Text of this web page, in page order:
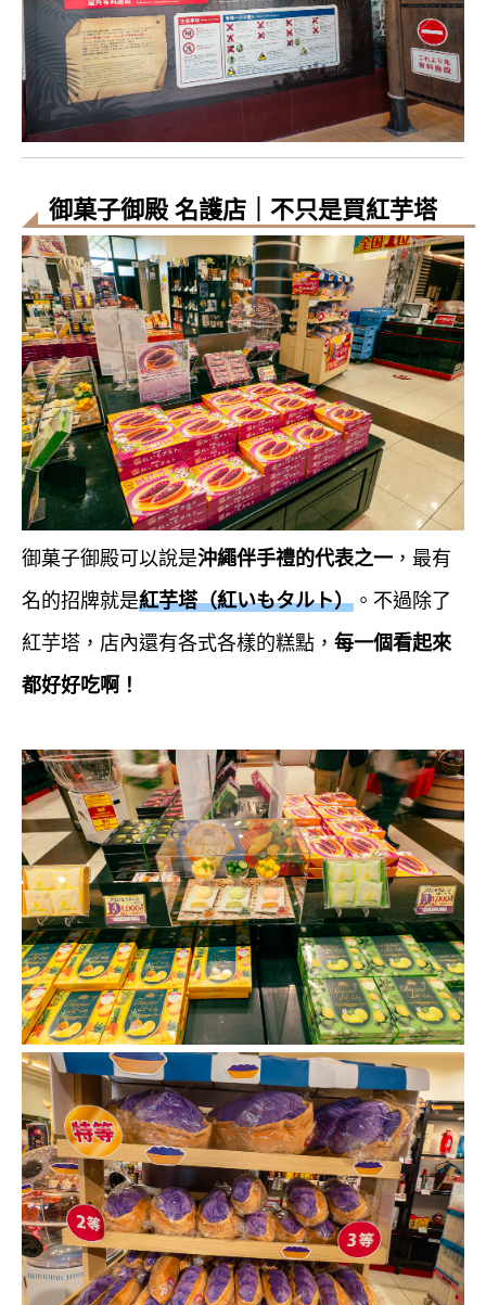
御菓子御殿 名護店｜不只是買紅芋塔
御菓子御殿可以說是沖繩伴手禮的代表之一 ，最有
名的招牌就是紅芋塔（紅いもタルト） 。不過除了
紅芋塔，店內還有各式各樣的糕點， 每一個看起來
都好好吃啊！